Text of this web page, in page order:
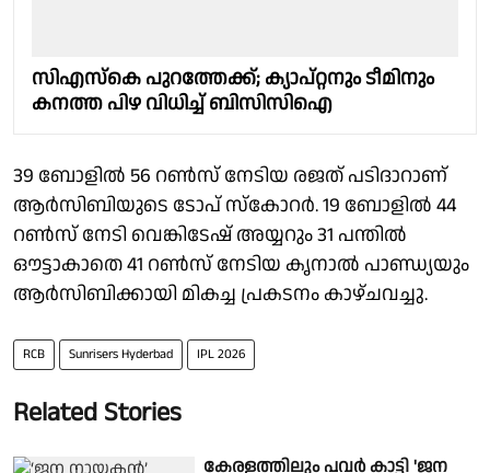
സിഎസ്കെ പുറത്തേക്ക്; ക്യാപ്റ്റനും ടീമിനും
കനത്ത പിഴ വിധിച്ച് ബിസിസിഐ
39 ബോളിൽ 56 റൺസ് നേടിയ രജത് പടിദാറാണ്
ആർസിബിയുടെ ടോപ് സ്കോറർ. 19 ബോളിൽ 44
റൺസ് നേടി വെങ്കിടേഷ് അയ്യറും 31 പന്തിൽ
ഔട്ടാകാതെ 41 റൺസ് നേടിയ കൃനാൽ പാണ്ഡ്യയും
ആർസിബിക്കായി മികച്ച പ്രകടനം കാഴ്ചവച്ചു.
RCB Sunrisers Hyderbad IPL 2026
Related Stories
കേരളത്തിലും പവർ കാട്ടി 'ജന